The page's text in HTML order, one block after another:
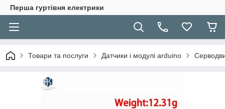
Перша гуртівня електрики
Товари та послуги Датчики і модулі arduino